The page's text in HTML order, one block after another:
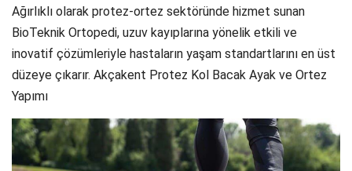
Ağırlıklı olarak protez-ortez sektöründe hizmet sunan
BioTeknik Ortopedi, uzuv kayıplarına yönelik etkili ve
inovatif çözümleriyle hastaların yaşam standartlarını en üst
düzeye çıkarır. Akçakent Protez Kol Bacak Ayak ve Ortez
Yapımı